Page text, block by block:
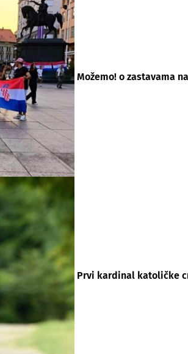
Možemo! o zastavama
Prvi kardinal katoličke